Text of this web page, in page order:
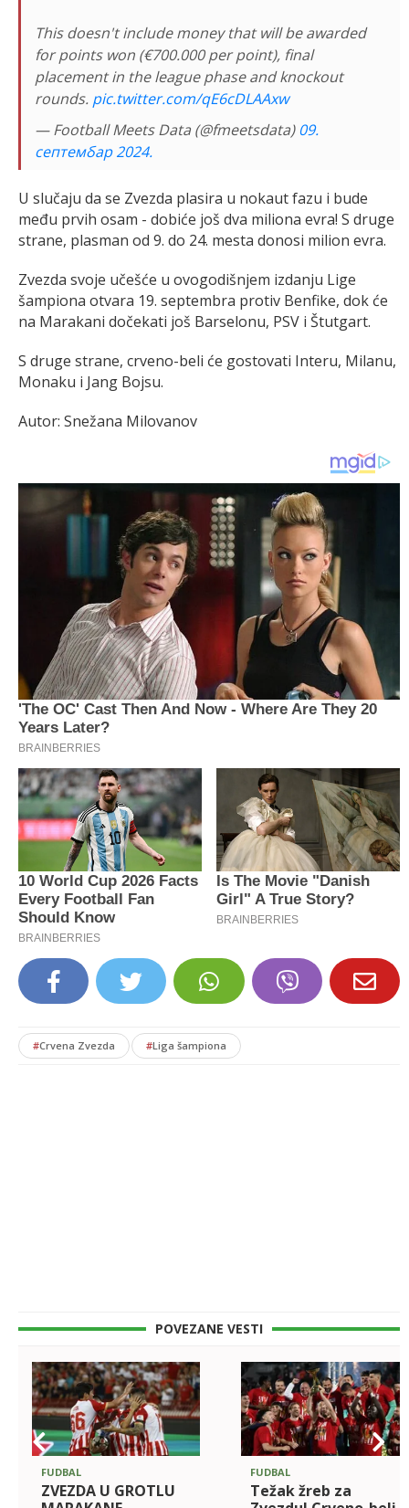
This doesn't include money that will be awarded
for points won (€700.000 per point), final
placement in the league phase and knockout
rounds. pic.twitter.com/qE6cDLAAxw
— Football Meets Data (@fmeetsdata)09.
септембар 2024.
U slučaju da se Zvezda plasira u nokaut fazu i bude
među prvih osam - dobiće još dva miliona evra! S druge
strane, plasman od 9. do 24. mesta donosi milion evra.
Zvezda svoje učešće u ovogodišnjem izdanju Lige
šampiona otvara 19. septembra protiv Benfike, dok će
na Marakani dočekati još Barselonu, PSV i Štutgart.
S druge strane, crveno-beli će gostovati Interu, Milanu,
Monaku i Jang Bojsu.
Autor: Snežana Milovanov
#Crvena Zvezda #Liga šampiona
POVEZANE VESTI
FUDBAL
ZVEZDA U GROTLU
FUDBAL
Težak žreb za